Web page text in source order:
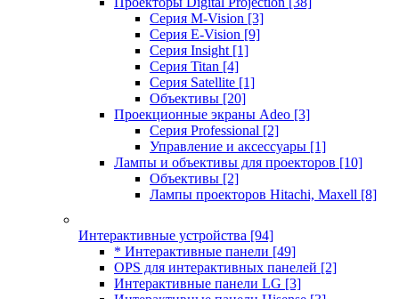
Серия M-Vision [3]
Серия E-Vision [9]
Серия Insight [1]
Серия Titan [4]
Серия Satellite [1]
Объективы [20]
Проекционные экраны Adeo [3]
Серия Professional [2]
Управление и аксессуары [1]
Лампы и объективы для проекторов [10]
Объективы [2]
Лампы проекторов Hitachi, Maxell [8]
Интерактивные устройства [94]
* Интерактивные панели [49]
OPS для интерактивных панелей [2]
Интерактивные панели LG [3]